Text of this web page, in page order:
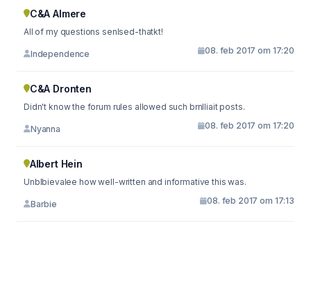
C&A Almere
All of my questions senlsed-thatkt!
Independence 08. feb 2017 om 17:20
C&A Dronten
Didn't know the forum rules allowed such brnlliait posts.
Nyanna 08. feb 2017 om 17:20
Albert Hein
Unblbievalee how well-written and informative this was.
Barbie 08. feb 2017 om 17:13